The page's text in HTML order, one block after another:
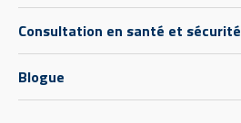
Consultation en santé et sécurité
Blogue